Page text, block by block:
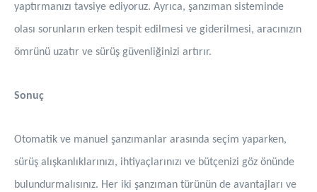
yaptırmanızı tavsiye ediyoruz. Ayrıca, şanzıman sisteminde
olası sorunların erken tespit edilmesi ve giderilmesi, aracınızın
ömrünü uzatır ve sürüş güvenliğinizi artırır.
Sonuç
Otomatik ve manuel şanzımanlar arasında seçim yaparken,
sürüş alışkanlıklarınızı, ihtiyaçlarınızı ve bütçenizi göz önünde
bulundurmalısınız. Her iki şanzıman türünün de avantajları ve